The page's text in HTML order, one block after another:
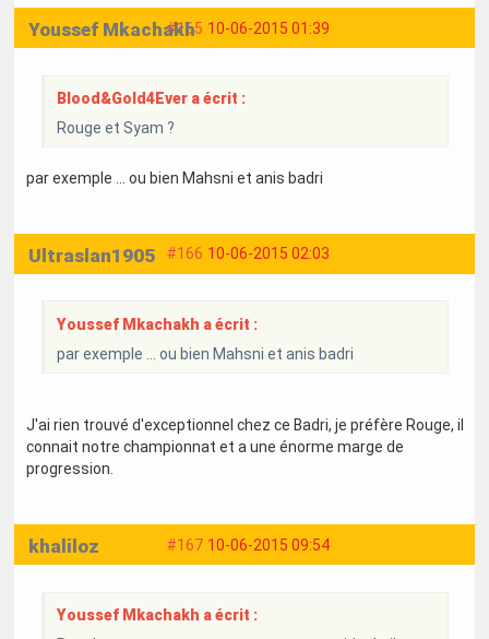
#165 10-06-2015 01:39
Youssef Mkachakh
Blood&Gold4Ever a écrit :
Rouge et Syam ?
par exemple ... ou bien Mahsni et anis badri
#166 10-06-2015 02:03
Ultraslan1905
Youssef Mkachakh a écrit :
par exemple ... ou bien Mahsni et anis badri
J'ai rien trouvé d'exceptionnel chez ce Badri, je préfère Rouge, il
connait notre championnat et a une énorme marge de
progression.
#167 10-06-2015 09:54
khaliloz
Youssef Mkachakh a écrit :